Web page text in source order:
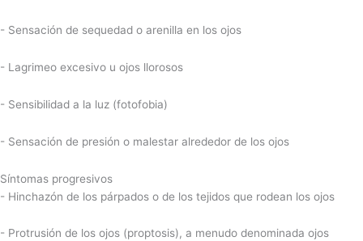
- Sensación de sequedad o arenilla en los ojos
- Lagrimeo excesivo u ojos llorosos
- Sensibilidad a la luz (fotofobia)
- Sensación de presión o malestar alrededor de los ojos
Síntomas progresivos
- Hinchazón de los párpados o de los tejidos que rodean los ojos
- Protrusión de los ojos (proptosis), a menudo denominada ojos